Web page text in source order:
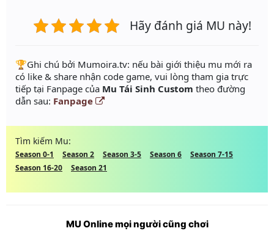
Hãy đánh giá MU này!
️🏆Ghi chú bởi Mumoira.tv: nếu bài giới thiệu mu mới ra
có like & share nhận code game, vui lòng tham gia trực
tiếp tại Fanpage của Mu Tái Sinh Custom theo đường
dẫn sau: Fanpage
Tìm kiếm Mu:
Season 0-1 Season 2 Season 3-5 Season 6
Season 7-15
Season 16-20
Season 21
MU Online mọi người cũng chơi